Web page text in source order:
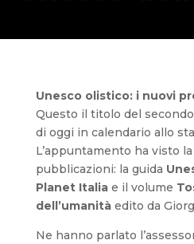
Unesco olistico: i nuovi
Questo il titolo del
di oggi in calendario allo
L’appuntamento ha visto
pubblicazioni: la guida
Planet Italiae il volume
dell’umanitàedito da
Ne hanno parlato